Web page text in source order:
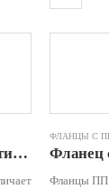
Фланец с ПП покрытием д. 0040 PN16
ФЛАНЦЫ С
Фланцы ПП